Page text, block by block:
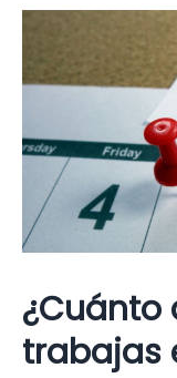
¿Cuánto
trabajas